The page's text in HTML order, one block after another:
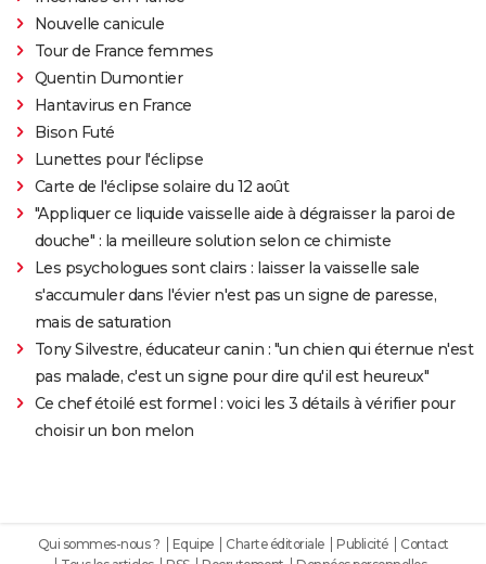
Nouvelle canicule
Tour de France femmes
Quentin Dumontier
Hantavirus en France
Bison Futé
Lunettes pour l'éclipse
Carte de l'éclipse solaire du 12 août
"Appliquer ce liquide vaisselle aide à dégraisser la paroi de
douche" : la meilleure solution selon ce chimiste
Les psychologues sont clairs : laisser la vaisselle sale
s'accumuler dans l'évier n'est pas un signe de paresse,
mais de saturation
Tony Silvestre, éducateur canin : "un chien qui éternue n'est
pas malade, c'est un signe pour dire qu'il est heureux"
Ce chef étoilé est formel : voici les 3 détails à vérifier pour
choisir un bon melon
Qui sommes-nous ? Equipe Charte éditoriale Publicité
Contact